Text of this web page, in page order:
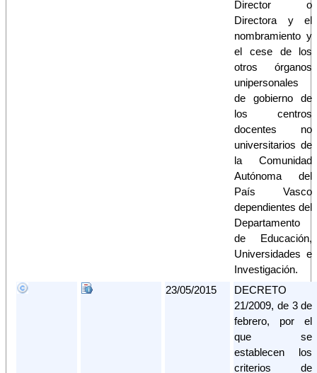
Director o
Directora y el
nombramiento y
el cese de los
otros órganos
unipersonales
de gobierno de
los centros
docentes no
universitarios de
la Comunidad
Autónoma del
País Vasco
dependientes del
Departamento
de Educación,
Universidades e
Investigación.
23/05/2015
DECRETO
21/2009, de 3 de
febrero, por el
que se
establecen los
criterios de